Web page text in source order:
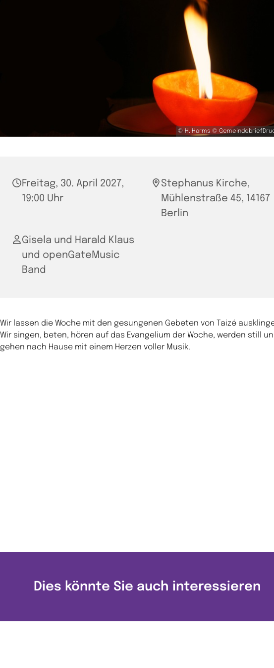
© H. Harms ©
Freitag, 30. April 2027,
19:00 Uhr
Stephanus Kirche,
Mühlenstraße 45, 14167
Berlin
Gisela und Harald Klaus
und openGateMusic
Band
Wir lassen die Woche mit den gesungenen Gebeten von Taizé
Wir singen, beten, hören auf das Evangelium der Woche, werden still
gehen nach Hause mit einem Herzen voller Musik.
Dies könnte Sie auch interessieren